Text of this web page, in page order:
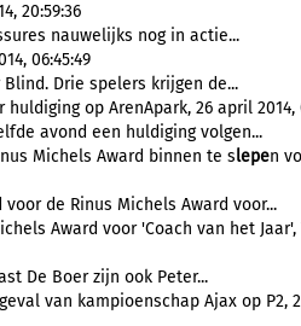
20:59:36
nauwelijks nog in actie...
06:45:49
Blind. Drie spelers krijgen de...
op ArenApark, 26 april 2014,
avond een huldiging volgen...
Michels Award binnen te slepen
de Rinus Michels Award voor...
Award voor 'Coach van het Jaar',
De Boer zijn ook Peter...
van kampioenschap Ajax op P2,